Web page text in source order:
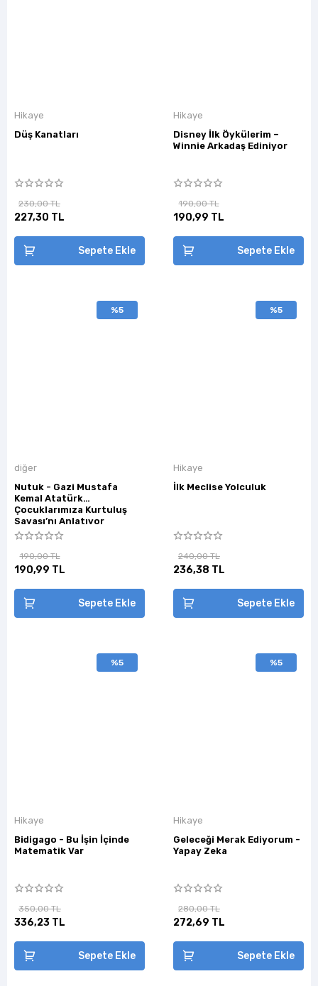
Hikaye
Düş Kanatları
230,00 TL
227,30 TL
Sepete Ekle
Hikaye
Disney İlk Öykülerim –
Winnie Arkadaş Ediniyor
190,00 TL
190,99 TL
Sepete Ekle
%5
diğer
Nutuk - Gazi Mustafa
Kemal Atatürk
Çocuklarımıza Kurtuluş
Savaşı’nı Anlatıyor
190,00 TL
190,99 TL
Sepete Ekle
%5
Hikaye
İlk Meclise Yolculuk
240,00 TL
236,38 TL
Sepete Ekle
%5
Hikaye
Bidigago - Bu İşin İçinde
Matematik Var
350,00 TL
336,23 TL
Sepete Ekle
%5
Hikaye
Geleceği Merak Ediyorum -
Yapay Zeka
280,00 TL
272,69 TL
Sepete Ekle